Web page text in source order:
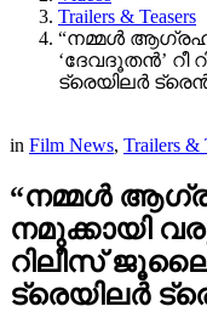
Trailers & Teasers
“നമ്മൾ
‘ദേവദൂതന്‍’
ട്രെയിലർ
in Film News, Trailers &
“നമ്മൾ
നമുക്കായി
റിലീസ്
ട്രെയിലർ